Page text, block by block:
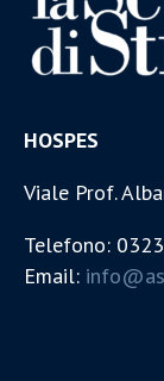
HOSPES
Viale Prof.
Telefono:
Email: